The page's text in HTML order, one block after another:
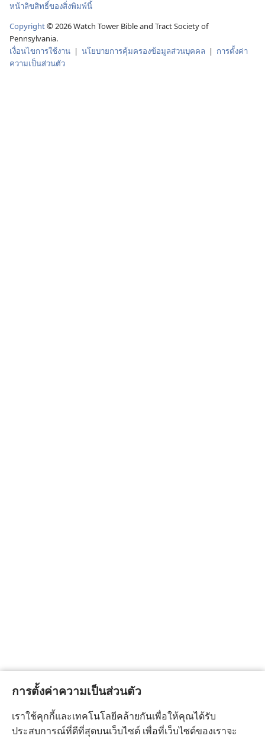
การตั้งค่าความเป็นส่วนตัว
เราใช้คุกกี้และเทคโนโลยีคล้ายกันเพื่อให้คุณได้รับ
ประสบการณ์ที่ดีที่สุดบนเว็บไซต์ เพื่อที่เว็บไซต์ของเราจะ
หน้าลิขสิทธิ์ของสิ่งพิมพ์นี้
Copyright©2026Watch Tower Bible and Tract Society of
Pennsylvania.
เงื่อนไขการใช้งาน | นโยบายการคุ้มครองข้อมูลส่วนบุคคล | การตั้งค่า
ความเป็นส่วนตัว